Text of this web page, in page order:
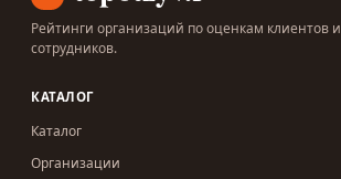
Рейтинги организаций по оценкам клиентов и
сотрудников.
КАТАЛОГ
Каталог
Организации